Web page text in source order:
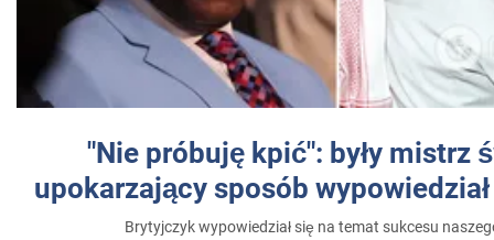
"Nie próbuję kpić": były mistrz
upokarzający sposób
Brytyjczyk wypowiedział się na temat sukcesu